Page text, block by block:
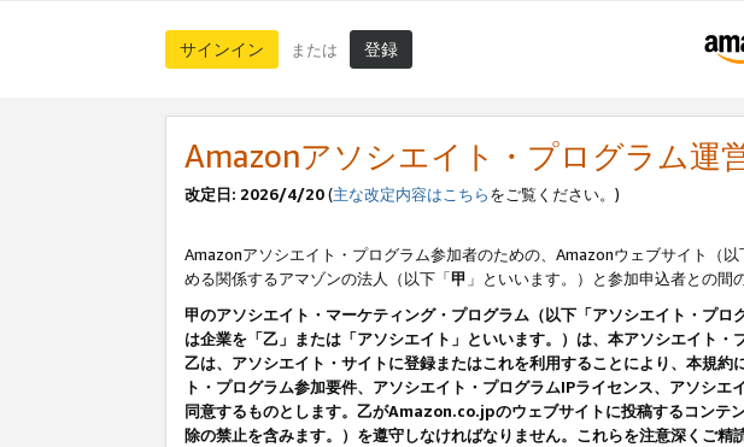
サインイン または 登録
Amazonアソシエイト・プログラム運
改定日: 2026/4/20(主な改定内容はこちらをご覧ください。)
Amazonアソシエイト・プログラム参加者のための、Amazonウェブサイト（以
める関係するアマゾンの法人（以下「甲 」といいます。）と参加申込者との間
甲のアソシエイト・マーケティング・プログラム（以下「アソシエイト・プ
は企業を「乙」または「アソシエイト」といいます。）は、本アソシエイト
乙は、アソシエイト・サイトに登録またはこれを利用することにより、本規約
ト・プログラム参加要件、アソシエイト・プログラムIPライセンス、アソシ
同意するものとします。乙がAmazon.co.jpのウェブサイトに投稿するコンテ
除の禁止を含みます。）を遵守しなければなりません。これらを注意深くご精